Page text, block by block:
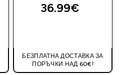
36.99€‎
БЕЗПЛАТНА ДОСТАВКА ЗА
ПОРЪЧКИ НАД 60€!